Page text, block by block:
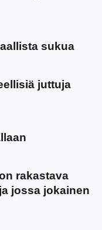
sukua
juttuja
rakastava
jossa jokainen